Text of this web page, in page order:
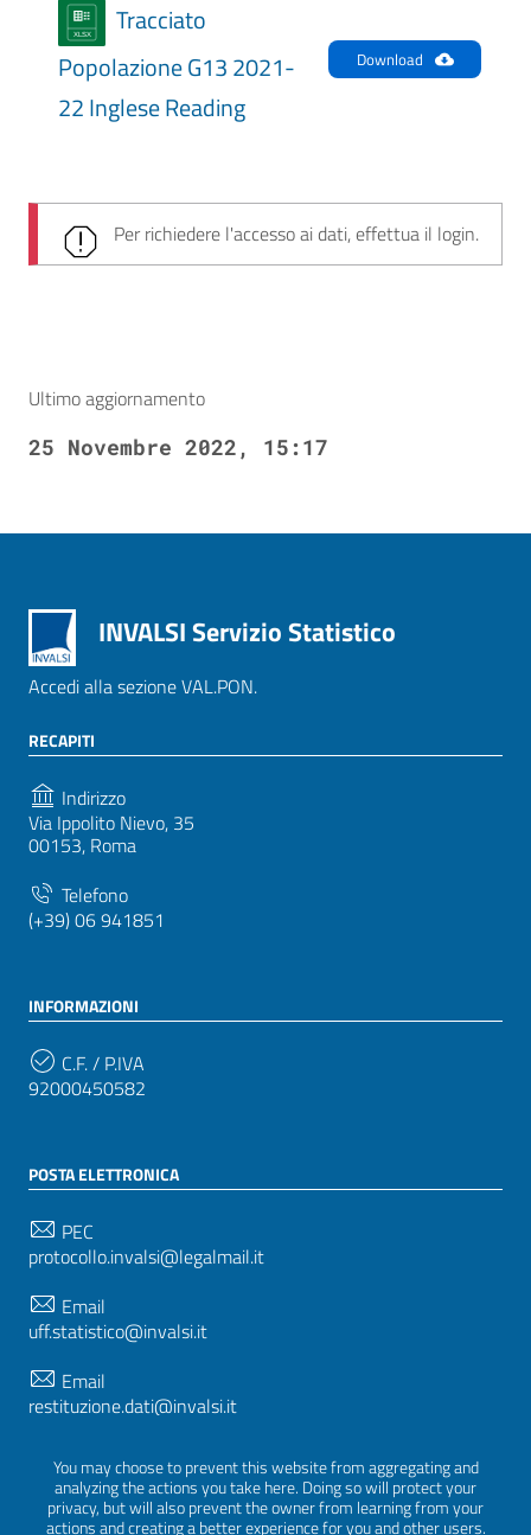
You may choose to prevent this website from aggregating and
analyzing the actions you take here. Doing so will protect your
privacy, but will also prevent the owner from learning from your
actions and creating a better experience for you and other users.
Tracciato
Popolazione G13 2021-
22 Inglese Reading
Download
Per richiedere l'accesso ai dati, effettua il login.
Ultimo aggiornamento
25 Novembre 2022, 15:17
INVALSI Servizio Statistico
Accedi alla sezione VAL.PON.
RECAPITI
Indirizzo
Via Ippolito Nievo, 35
00153, Roma
Telefono
(+39) 06 941851
INFORMAZIONI
C.F. / P.IVA
92000450582
POSTA ELETTRONICA
PEC
protocollo.invalsi@legalmail.it
Email
uff.statistico@invalsi.it
Email
restituzione.dati@invalsi.it
SEGUICI SU